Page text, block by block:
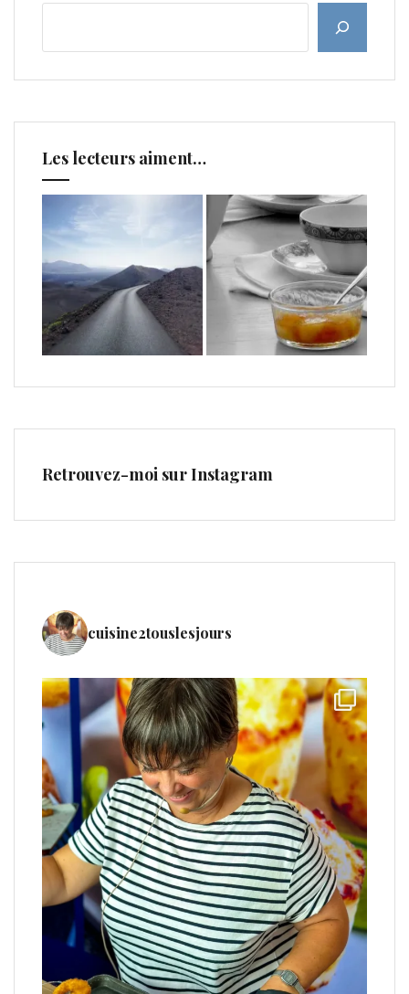
Les lecteurs aiment…
Retrouvez-moi sur Instagram
cuisine2touslesjours